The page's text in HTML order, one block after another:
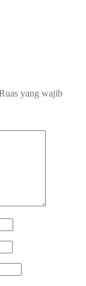
yang wajib